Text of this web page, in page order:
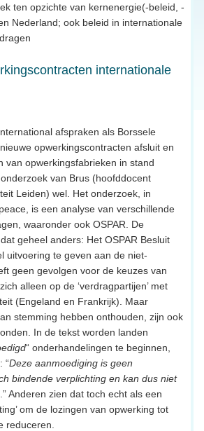
ten opzichte van kernenergie(-beleid, -
Nederland; ook beleid in internationale
internationale
afspraken als Borssele
opwerkingscontracten afsluit en
van opwerkingsfabrieken in stand
van Brus (hoofddocent
Leiden) wel. Het onderzoek, in
is een analyse van verschillende
waaronder ook OSPAR. De
geheel anders: Het OSPAR Besluit
uitvoering te geven aan de niet-
geen gevolgen voor de keuzes van
alleen op de ‘verdragpartijen’ met
(Engeland en Frankrijk). Maar
stemming hebben onthouden, zijn ook
In de tekst worden landen
“ onderhandelingen te beginnen,
“Deze aanmoediging is geen
bindende verplichting en kan dus niet
.” Anderen zien dat toch echt als een
om de lozingen van opwerking tot
reduceren.